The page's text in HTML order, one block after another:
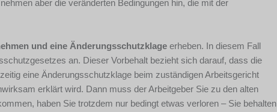
aber die veränderten Bedingungen hin, die mit der
und eine Änderungsschutzklage erheben. In diesem Fall
an. Dieser Vorbehalt bezieht sich darauf, dass die
eine Änderungsschutzklage beim zuständigen Arbeitsgericht
erklärt wird. Dann muss der Arbeitgeber Sie zu den alten
haben Sie trotzdem nur bedingt etwas verloren – Sie behalten